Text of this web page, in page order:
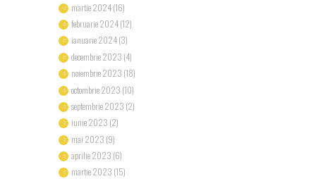
martie 2024(16)
februarie 2024(12)
ianuarie 2024(3)
decembrie 2023 (4)
noiembrie 2023 (18)
octombrie 2023 (10)
septembrie 2023 (2)
iunie 2023 (2)
mai 2023 (9)
aprilie 2023 (6)
martie 2023 (15)